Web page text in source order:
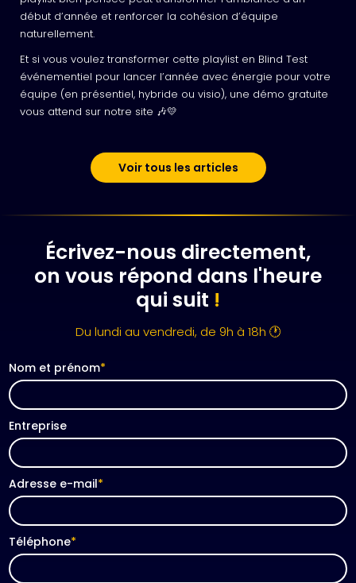
début d’année et renforcer la cohésion d’équipe
naturellement.
Et si vous voulez transformer cette playlist en Blind Test
événementiel pour lancer l’année avec énergie pour votre
équipe (en présentiel, hybride ou visio), une démo gratuite
vous attend sur notre site 🎶💛
Voir tous les articles
Écrivez-nous directement,
on vous répond dans l'heure
qui suit !
Du lundi au vendredi, de 9h à 18h 🕐
Nom et prénom*
Entreprise
Adresse e-mail*
Téléphone*